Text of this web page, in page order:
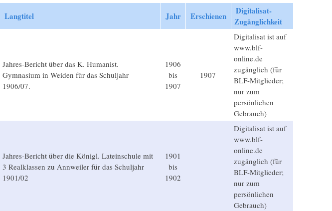
Langtitel Jahr Erschienen
Digitalisat-
Zugänglichkeit
Jahres-Bericht über das K. Humanist.
Gymnasium in Weiden für das Schuljahr
1906/07.
1906
bis
1907
1907
Digitalisat ist auf
www.blf-
online.de
zugänglich (für
BLF-Mitglieder;
nur zum
persönlichen
Gebrauch)
Jahres-Bericht über die Königl. Lateinschule mit
3 Realklassen zu Annweiler für das Schuljahr
1901/02
1901
bis
1902
Digitalisat ist auf
www.blf-
online.de
zugänglich (für
BLF-Mitglieder;
nur zum
persönlichen
Gebrauch)